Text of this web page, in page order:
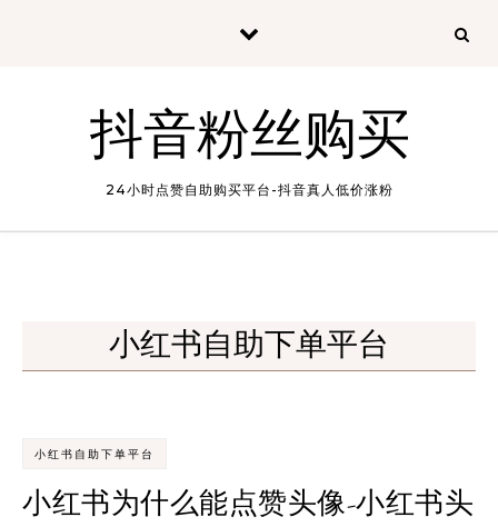
抖音粉丝购买
24小时点赞自助购买平台-抖音真人低价涨粉
小红书自助下单平台
小红书自助下单平台
小红书为什么能点赞头像-小红书头